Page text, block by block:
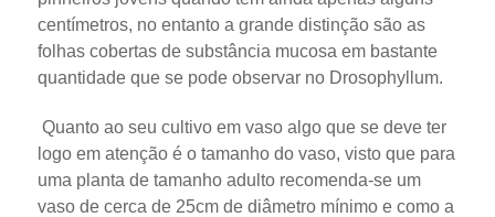
centímetros, no entanto a grande distinção são as
folhas cobertas de substância mucosa em bastante
quantidade que se pode observar no Drosophyllum.
Quanto ao seu cultivo em vaso algo que se deve ter
logo em atenção é o tamanho do vaso, visto que para
uma planta de tamanho adulto recomenda-se um
vaso de cerca de 25cm de diâmetro mínimo e como a